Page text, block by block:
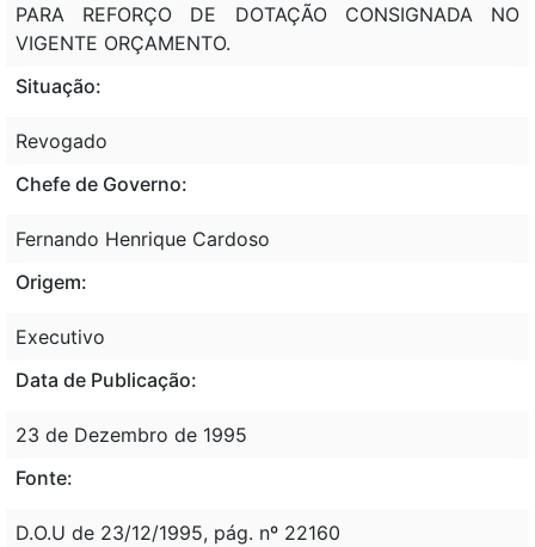
PARA REFORÇO DE DOTAÇÃO CONSIGNADA NO
VIGENTE ORÇAMENTO.
Situação:
Revogado
Chefe de Governo:
Fernando Henrique Cardoso
Origem:
Executivo
Data de Publicação:
23 de Dezembro de 1995
Fonte:
D.O.U de 23/12/1995, pág. nº 22160